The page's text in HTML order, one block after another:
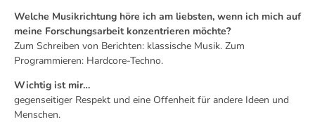
Welche Musikrichtung höre ich am liebsten, wenn ich mich auf
meine Forschungsarbeit konzentrieren möchte?
Zum Schreiben von Berichten: klassische Musik. Zum
Programmieren: Hardcore-Techno.
Wichtig ist mir…
gegenseitiger Respekt und eine Offenheit für andere Ideen und
Menschen.